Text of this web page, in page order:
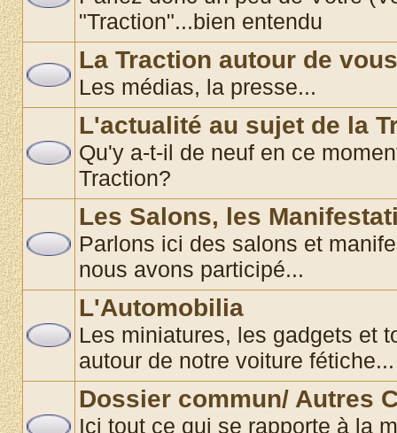
"Traction"...bien entendu
La Traction autour de vous
Les médias, la presse...
L'actualité au sujet de la
Qu'y a-t-il de neuf en ce
Traction?
Les Salons, les
Parlons ici des salons et
nous avons participé...
L'Automobilia
Les miniatures, les gadgets et
autour de notre voiture fétiche...
Dossier commun/ Autres
Ici tout ce qui se rapporte à la